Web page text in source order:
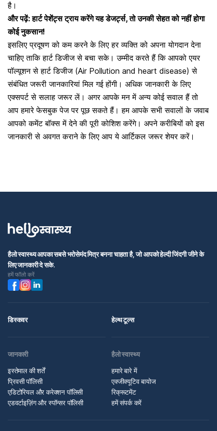
है।
और पढ़ें:हार्ट पेशेंट्स ट्राय करेंगे यह डेजर्ट्स, तो उनकी सेहत को नहीं होगा
कोई नुकसान!
इसलिए प्रदूषण को कम करने के लिए हर व्यक्ति को अपना योगदान देना
चाहिए ताकि हार्ट डिजीज से बचा सके। उम्मीद करते हैं कि आपको एयर
पॉल्यूशन से हार्ट डिजीज (Air Pollution and heart disease) से
संबंधित जरूरी जानकारियां मिल गई होंगी। अधिक जानकारी के लिए
एक्सपर्ट से सलाह जरूर लें। अगर आपके मन में अन्य कोई सवाल हैं तो
आप हमारे फेसबुक पेज पर पूछ सकते हैं। हम आपके सभी सवालों के जवाब
आपको कमेंट बॉक्स में देने की पूरी कोशिश करेंगे। अपने करीबियों को इस
जानकारी से अवगत कराने के लिए आप ये आर्टिकल जरूर शेयर करें।
हैलो स्वास्थ्य आपका सबसे भरोसेमंद मित्र बनना चाहता है, जो आपको हेल्दी जिंदगी जीने के
लिए जानकारी दे सके.
हमें फॉलो करें
डिस्कवर हेल्थ टूल्स
जानकारी
इस्तेमाल की शर्तें
प्रिवसी पॉलिसी
एडिटोरियल और करेक्शन पॉलिसी
एडवर्टाइज़िंग और स्पॉन्सर पॉलिसी
हैलो स्वास्थ्य
हमारे बारे में
एक्जीक्यूटिव बायोज
रिक्रूटमेंट
हमें संपर्क करें